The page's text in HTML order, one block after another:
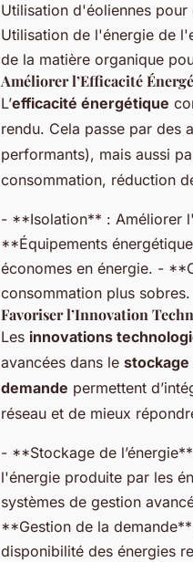
Utilisation d'éoliennes
Utilisation de l'énergie de
de la matière organique
Améliorer l’Efficacité
L’efficacité énergétique
rendu. Cela passe par des
performants), mais aussi
consommation, réduction
- **Isolation** : Améliorer
**Équipements
économes en énergie. -
consommation plus sobres.
Favoriser l’Innovation
Les innovations
avancées dans le stockage
demande permettent
réseau et de mieux
- **Stockage de
l'énergie produite par les
systèmes de gestion
**Gestion de la
disponibilité des énergies